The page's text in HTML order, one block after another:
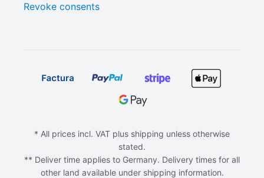
Revoke consents
* All prices incl. VAT plus shipping unless otherwise
stated.
** Deliver time applies to Germany. Delivery times for all
other land available under shipping information.